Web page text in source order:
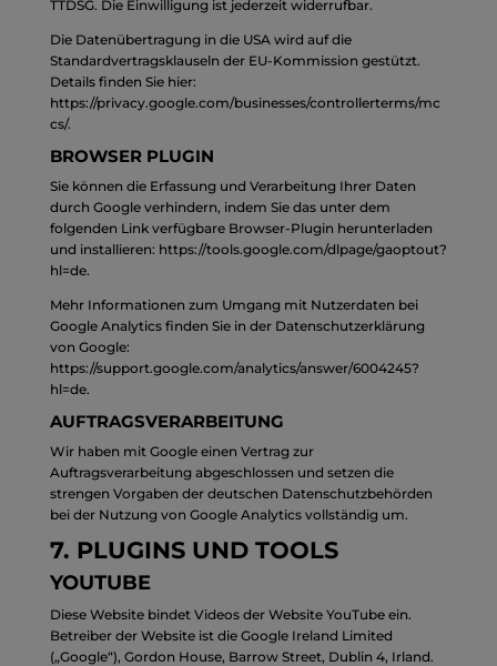
TTDSG. Die Einwilligung ist jederzeit widerrufbar.
Die Datenübertragung in die USA wird auf die
Standardvertragsklauseln der EU-Kommission gestützt.
Details finden Sie hier:
https://privacy.google.com/businesses/controllerterms/mc
cs/.
BROWSER PLUGIN
Sie können die Erfassung und Verarbeitung Ihrer Daten
durch Google verhindern, indem Sie das unter dem
folgenden Link verfügbare Browser-Plugin herunterladen
und installieren: https://tools.google.com/dlpage/gaoptout?
hl=de.
Mehr Informationen zum Umgang mit Nutzerdaten bei
Google Analytics finden Sie in der Datenschutzerklärung
von Google:
https://support.google.com/analytics/answer/6004245?
hl=de.
AUFTRAGSVERARBEITUNG
Wir haben mit Google einen Vertrag zur
Auftragsverarbeitung abgeschlossen und setzen die
strengen Vorgaben der deutschen Datenschutzbehörden
bei der Nutzung von Google Analytics vollständig um.
7. PLUGINS UND TOOLS
YOUTUBE
Diese Website bindet Videos der Website YouTube ein.
Betreiber der Website ist die Google Ireland Limited
(„Google“), Gordon House, Barrow Street, Dublin 4, Irland.